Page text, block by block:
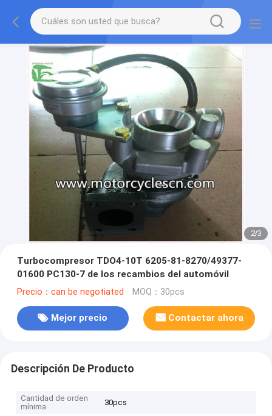
2/3
Turbocompresor TDO4-10T 6205-81-8270/49377-
01600 PC130-7 de los recambios del automóvil
Precio：can be negotiated MOQ：30pcs
Mejor precio Contactar ahora
Descripción De Producto
Cantidad de orden
mínima
30pcs